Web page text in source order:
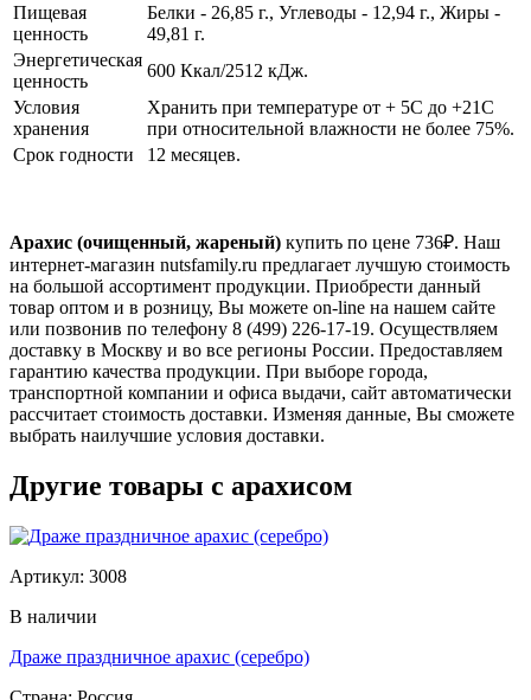
Пищевая
ценность
Белки - 26,85 г., Углеводы - 12,94 г., Жиры -
49,81 г.
Энергетическая
ценность
600 Ккал/2512 кДж.
Условия
хранения
Хранить при температуре от + 5С до +21С
при относительной влажности не более 75%.
Срок годности
12 месяцев.
Арахис (очищенный, жареный) купить по цене 736₽. Наш
интернет-магазин nutsfamily.ru предлагает лучшую стоимость
на большой ассортимент продукции. Приобрести данный
товар оптом и в розницу, Вы можете on-line на нашем сайте
или позвонив по телефону 8 (499) 226-17-19. Осуществляем
доставку в Москву и во все регионы России. Предоставляем
гарантию качества продукции. При выборе города,
транспортной компании и офиса выдачи, сайт автоматически
рассчитает стоимость доставки. Изменяя данные, Вы сможете
выбрать наилучшие условия доставки.
Другие товары с арахисом
Артикул: 3008
В наличии
Драже праздничное арахис (серебро)